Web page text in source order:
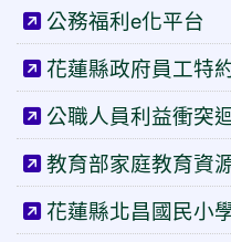
公務福利e化平台
花蓮縣政府員工特
公職人員利益衝突
教育部家庭教育資
花蓮縣北昌國民小